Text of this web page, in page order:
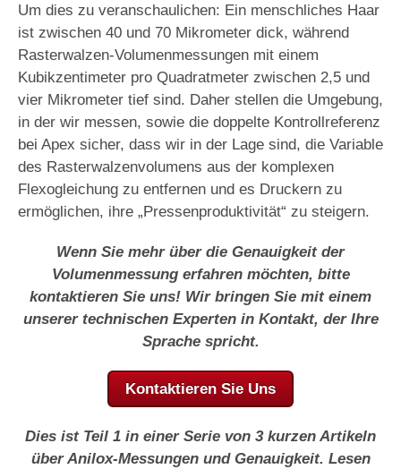
Um dies zu veranschaulichen: Ein menschliches Haar
ist zwischen 40 und 70 Mikrometer dick, während
Rasterwalzen-Volumenmessungen mit einem
Kubikzentimeter pro Quadratmeter zwischen 2,5 und
vier Mikrometer tief sind. Daher stellen die Umgebung,
in der wir messen, sowie die doppelte Kontrollreferenz
bei Apex sicher, dass wir in der Lage sind, die Variable
des Rasterwalzenvolumens aus der komplexen
Flexogleichung zu entfernen und es Druckern zu
ermöglichen, ihre „Pressenproduktivität“ zu steigern.
Wenn Sie mehr über die Genauigkeit der
Volumenmessung erfahren möchten, bitte
kontaktieren Sie uns! Wir bringen Sie mit einem
unserer technischen Experten in Kontakt, der Ihre
Sprache spricht.
Kontaktieren Sie Uns
Dies ist Teil 1 in einer Serie von 3 kurzen Artikeln
über Anilox-Messungen und Genauigkeit. Lesen